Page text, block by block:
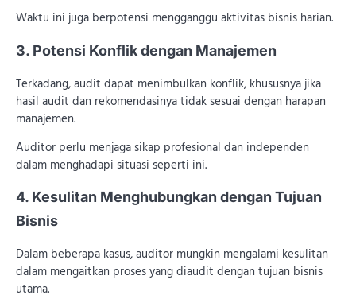
Waktu ini juga berpotensi mengganggu aktivitas bisnis harian.
3. Potensi Konflik dengan Manajemen
Terkadang, audit dapat menimbulkan konflik, khususnya jika
hasil audit dan rekomendasinya tidak sesuai dengan harapan
manajemen.
Auditor perlu menjaga sikap profesional dan independen
dalam menghadapi situasi seperti ini.
4. Kesulitan Menghubungkan dengan Tujuan
Bisnis
Dalam beberapa kasus, auditor mungkin mengalami kesulitan
dalam mengaitkan proses yang diaudit dengan tujuan bisnis
utama.